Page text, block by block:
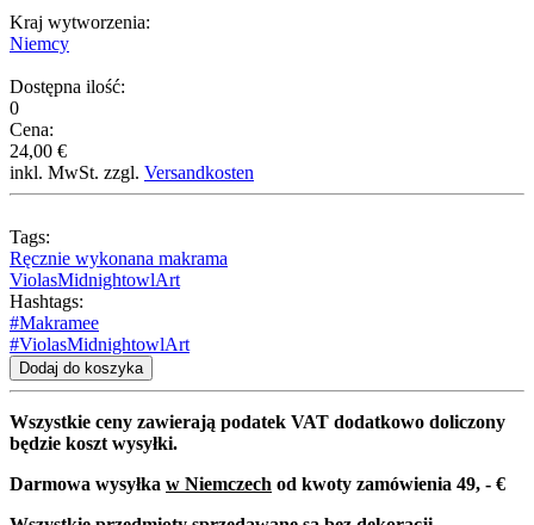
Kraj wytworzenia:
Niemcy
Dostępna ilość:
0
Cena:
24,00 €
inkl. MwSt. zzgl. Versandkosten
Tags:
Ręcznie wykonana makrama
ViolasMidnightowlArt
Hashtags:
#Makramee
#ViolasMidnightowlArt
Dodaj do koszyka
Wszystkie ceny zawierają podatek VAT dodatkowo doliczony
będzie koszt wysyłki.
Darmowa wysyłka w Niemczech od kwoty zamówienia 49, - €